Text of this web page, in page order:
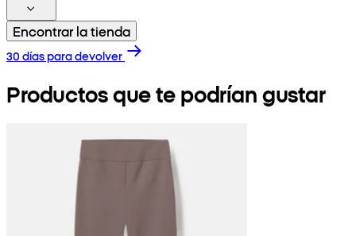
Encontrar la tienda
30 días para devolver
Productos que te podrían gustar